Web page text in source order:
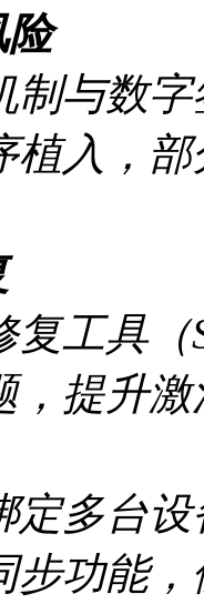
制与数
植入，
复工具
，提升
定多台
步功能